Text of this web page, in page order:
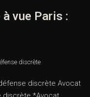
vue Paris :
discrète
discrète Avocat